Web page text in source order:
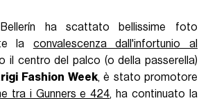
ha scattato bellissime foto
la convalescenza dall'infortunio al
il centro del palco (o della passerella)
Fashion Week, è stato promotore
tra i Gunners e 424, ha continuato la